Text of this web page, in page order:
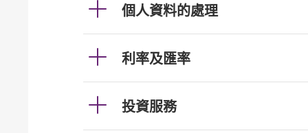
個人資料的處理
利率及匯率
投資服務